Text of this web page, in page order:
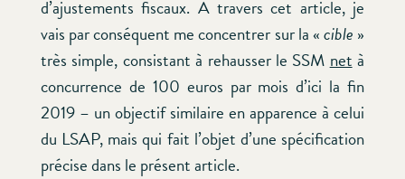
d’ajustements fiscaux. A travers cet article, je
vais par conséquent me concentrer sur la «cible »
très simple, consistant à rehausser le SSM net à
concurrence de 100 euros par mois d’ici la fin
2019 – un objectif similaire en apparence à celui
du LSAP, mais qui fait l’objet d’une spécification
précise dans le présent article.